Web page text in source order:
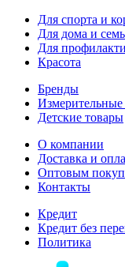
Для спорта и
Для дома и
Для
Красота
Бренды
Детские товары
О компании
Доставка и
Оптовым
Контакты
Кредит
Кредит без
Политика